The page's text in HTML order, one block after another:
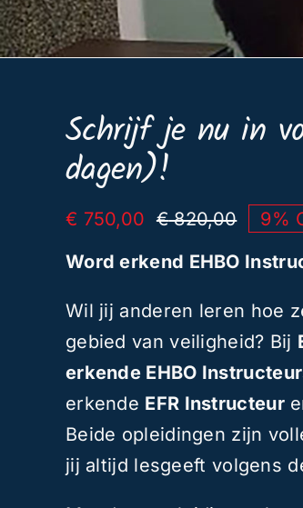
Schrijf je nu in
dagen)!
€820,00
prijs
was:
€ 750,00
Huidige
prijs
is:
9%
Word erkend EHBO
Wil jij anderen leren hoe
gebied van veiligheid? Bij
erkende EHBO
erkende EFR Instructeur
Beide opleidingen zijn
jij altijd lesgeeft volgens